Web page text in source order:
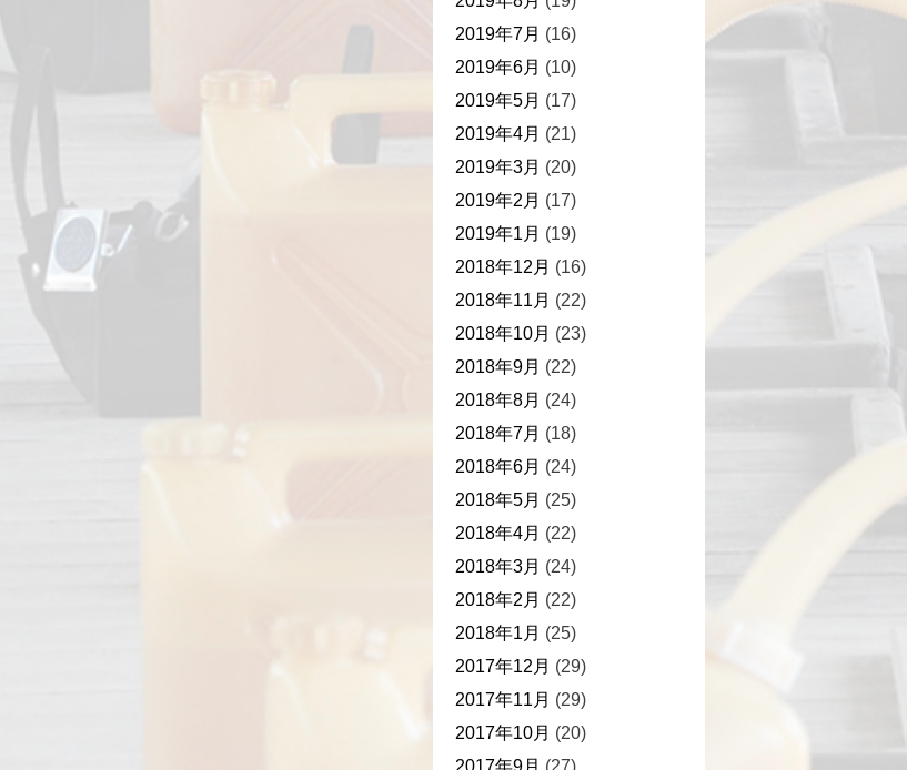
2019年7月 (16)
2019年6月 (10)
2019年5月 (17)
2019年4月 (21)
2019年3月 (20)
2019年2月 (17)
2019年1月 (19)
2018年12月 (16)
2018年11月 (22)
2018年10月 (23)
2018年9月 (22)
2018年8月 (24)
2018年7月 (18)
2018年6月 (24)
2018年5月 (25)
2018年4月 (22)
2018年3月 (24)
2018年2月 (22)
2018年1月 (25)
2017年12月 (29)
2017年11月 (29)
2017年10月 (20)
2017年9月 (27)